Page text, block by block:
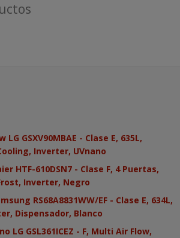
GSXV90MBAE - Clase E, 635L,
Inverter, UVnano
HTF-610DSN7 - Clase F, 4 Puertas,
Inverter, Negro
RS68A8831WW/EF - Clase E, 634L,
Dispensador, Blanco
LG GSL361ICEZ - F, Multi Air Flow,